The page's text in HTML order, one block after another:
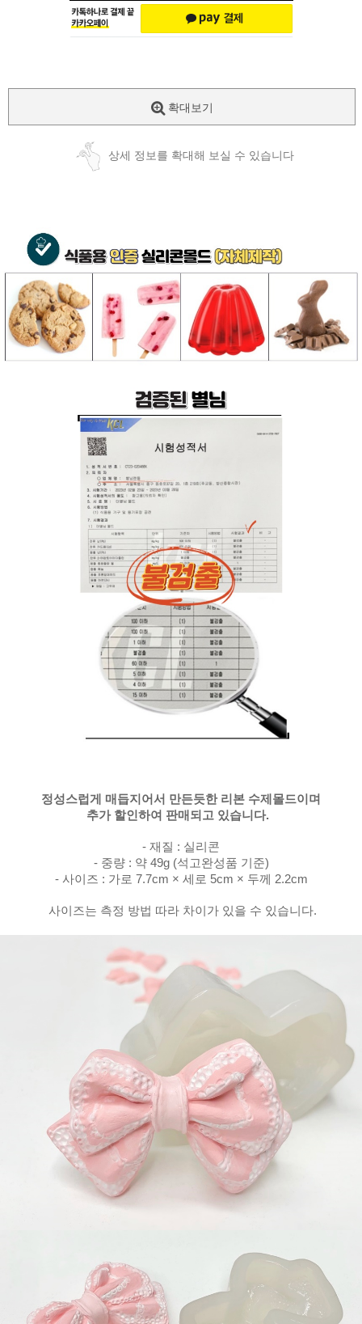
확대보기
상세 정보를 확대해 보실 수 있습니다
정성스럽게 매듭지어서 만든듯한 리본 수제몰드이며
추가 할인하여 판매되고 있습니다.
- 재질 : 실리콘
- 중량 : 약 49g (석고완성품 기준)
- 사이즈 : 가로 7.7cm × 세로 5cm × 두께 2.2cm
사이즈는 측정 방법 따라 차이가 있을 수 있습니다.